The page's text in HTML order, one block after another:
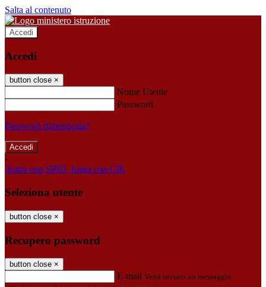
Salta al contenuto
Accedi
Accedi
button close ×
Nome Utente
Password
Password dimenticata?
-
Entra con SPID Entra con CIE
Seleziona utente
button close ×
Recupero password
button close ×
E-mail Verrà inviato un messaggio